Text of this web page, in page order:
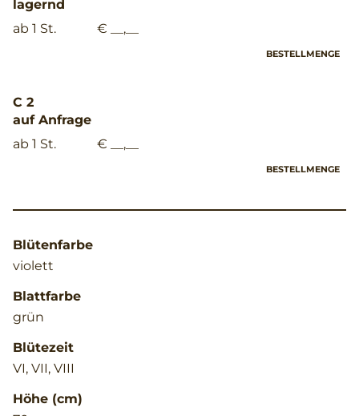
lagernd
ab 1 St.
€ __,__
BESTELLMENGE
C 2
auf Anfrage
ab 1 St.
€ __,__
BESTELLMENGE
Blütenfarbe
violett
Blattfarbe
grün
Blütezeit
VI, VII, VIII
Höhe (cm)